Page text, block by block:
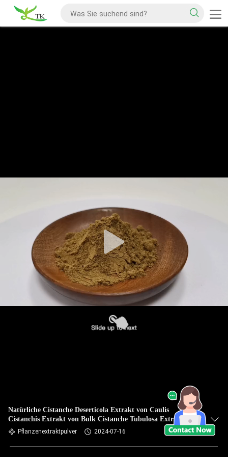
Natürliche Cistanche Deserticola Extrakt von Caulis
Cistanchis Extrakt von Bulk Cistanche Tubulosa Extrakt in
Pulverform
Pflanzenextraktpulver 2024-07-16